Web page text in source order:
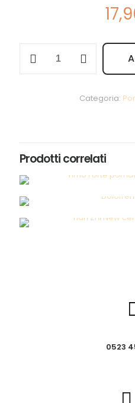
pomata
Categoria:
Prodotti correlati
0523